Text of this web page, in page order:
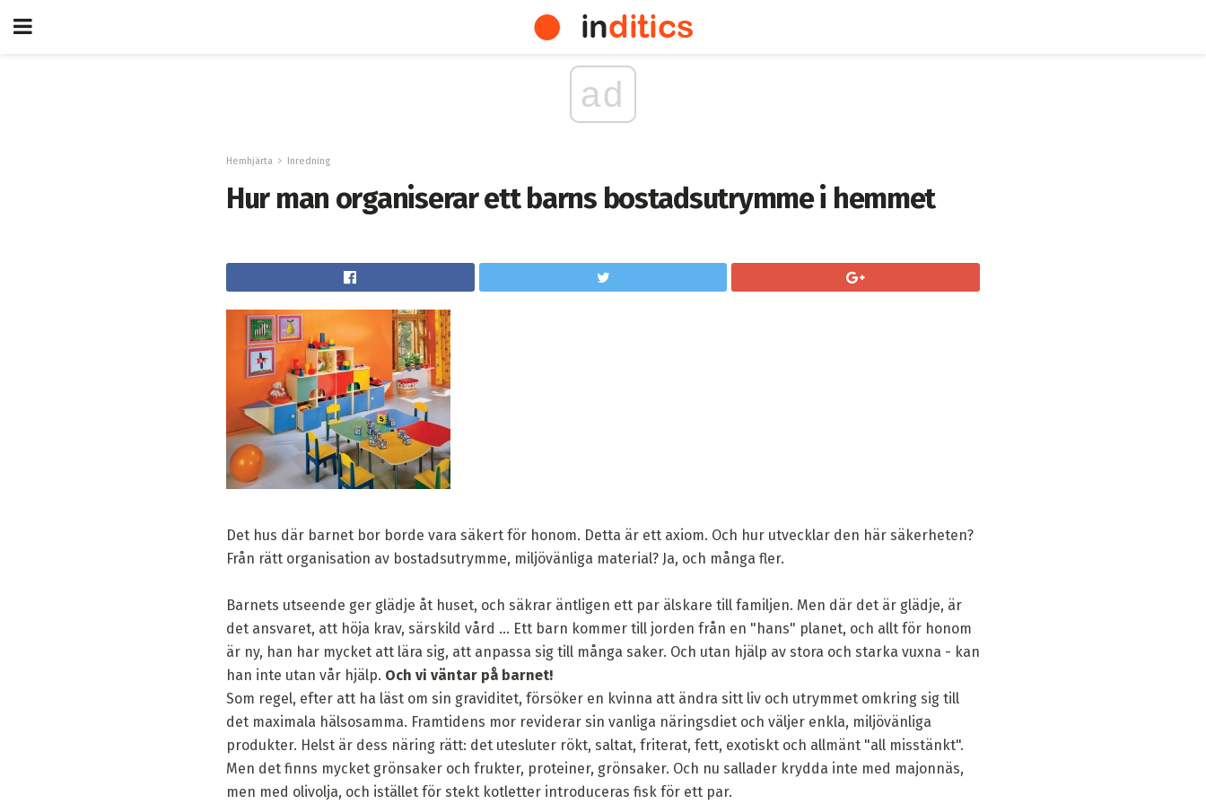
ad
Hemhjärta Inredning
Hur man organiserar ett barns bostadsutrymme i hemmet
Det hus där barnet bor borde vara säkert för honom. Detta är ett axiom. Och hur utvecklar den här säkerheten?
Från rätt organisation av bostadsutrymme, miljövänliga material? Ja, och många fler.
Barnets utseende ger glädje åt huset, och säkrar äntligen ett par älskare till familjen. Men där det är glädje, är
det ansvaret, att höja krav, särskild vård ... Ett barn kommer till jorden från en "hans" planet, och allt för honom
är ny, han har mycket att lära sig, att anpassa sig till många saker. Och utan hjälp av stora och starka vuxna - kan
han inte utan vår hjälp. Och vi väntar på barnet!
Som regel, efter att ha läst om sin graviditet, försöker en kvinna att ändra sitt liv och utrymmet omkring sig till
det maximala hälsosamma. Framtidens mor reviderar sin vanliga näringsdiet och väljer enkla, miljövänliga
produkter. Helst är dess näring rätt: det utesluter rökt, saltat, friterat, fett, exotiskt och allmänt "all misstänkt".
Men det finns mycket grönsaker och frukter, proteiner, grönsaker. Och nu sallader krydda inte med majonnäs,
men med olivolja, och istället för stekt kotletter introduceras fisk för ett par.